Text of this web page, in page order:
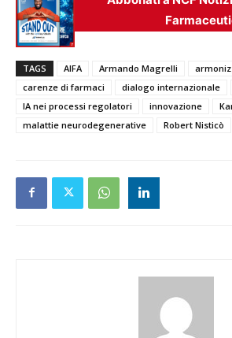
TAGS AIFA Armando Magrelli
carenze di farmaci
dialogo internazionale
IA nei processi regolatori
innovazione
malattie neurodegenerative
Robert Nisticò